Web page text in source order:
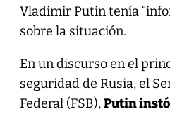
Vladimir Putin tenía
sobre la situación.
En un discurso en el
seguridad de Rusia, el
Federal (FSB),Putin